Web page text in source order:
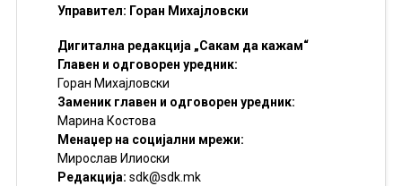
Управител: Горан Михајловски
Дигитална редакција „Сакам да кажам“
Главен и одговорен уредник:
Горан Михајловски
Заменик главен и одговорен уредник:
Марина Костова
Менаџер на социјални мрежи:
Мирослав Илиоски
Редакцијa: sdk@sdk.mk